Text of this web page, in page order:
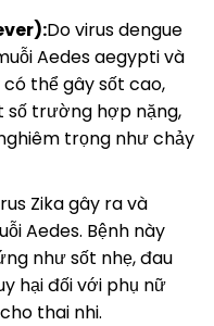
Do virus dengue
Aedes aegypti và
thể gây sốt cao,
trường hợp nặng,
trọng như chảy
Zika gây ra và
Aedes. Bệnh này
như sốt nhẹ, đau
hại đối với phụ nữ
thai nhi.